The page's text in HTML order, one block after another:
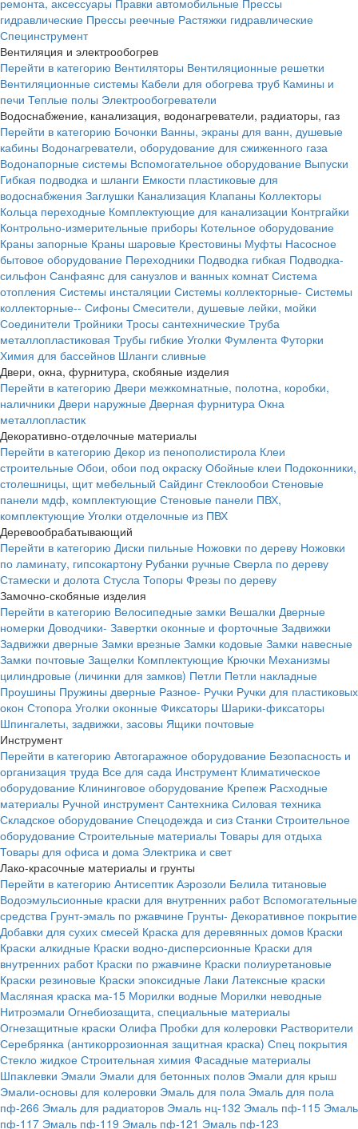
ремонта, аксессуары Правки автомобильные Прессы
гидравлические Прессы реечные Растяжки гидравлические
Специнструмент
Вентиляция и электрообогрев
Перейти в категорию Вентиляторы Вентиляционные решетки
Вентиляционные системы Кабели для обогрева труб Камины и
печи Теплые полы Электрообогреватели
Водоснабжение, канализация, водонагреватели, радиаторы, газ
Перейти в категорию Бочонки Ванны, экраны для ванн, душевые
кабины Водонагреватели, оборудование для сжиженного газа
Водонапорные системы Вспомогательное оборудование Выпуски
Гибкая подводка и шланги Емкости пластиковые для
водоснабжения Заглушки Канализация Клапаны Коллекторы
Кольца переходные Комплектующие для канализации Контргайки
Контрольно-измерительные приборы Котельное оборудование
Краны запорные Краны шаровые Крестовины Муфты Насосное
бытовое оборудование Переходники Подводка гибкая Подводка-
сильфон Санфаянс для санузлов и ванных комнат Система
отопления Системы инсталяции Системы коллекторные- Системы
коллекторные-- Сифоны Смесители, душевые лейки, мойки
Соединители Тройники Тросы сантехнические Труба
металлопластиковая Трубы гибкие Уголки Фумлента Футорки
Химия для бассейнов Шланги сливные
Двери, окна, фурнитура, скобяные изделия
Перейти в категорию Двери межкомнатные, полотна, коробки,
наличники Двери наружные Дверная фурнитура Окна
металлопластик
Декоративно-отделочные материалы
Перейти в категорию Декор из пенополистирола Клеи
строительные Обои, обои под окраску Обойные клеи Подоконники,
столешницы, щит мебельный Сайдинг Стеклообои Стеновые
панели мдф, комплектующие Стеновые панели ПВХ,
комплектующие Уголки отделочные из ПВХ
Деревообрабатывающий
Перейти в категорию Диски пильные Ножовки по дереву Ножовки
по ламинату, гипсокартону Рубанки ручные Сверла по дереву
Стамески и долота Стусла Топоры Фрезы по дереву
Замочно-скобяные изделия
Перейти в категорию Велосипедные замки Вешалки Дверные
номерки Доводчики- Завертки оконные и форточные Задвижки
Задвижки дверные Замки врезные Замки кодовые Замки навесные
Замки почтовые Защелки Комплектующие Крючки Механизмы
цилиндровые (личинки для замков) Петли Петли накладные
Проушины Пружины дверные Разное- Ручки Ручки для пластиковых
окон Стопора Уголки оконные Фиксаторы Шарики-фиксаторы
Шпингалеты, задвижки, засовы Ящики почтовые
Инструмент
Перейти в категорию Автогаражное оборудование Безопасность и
организация труда Все для сада Инструмент Климатическое
оборудование Клининговое оборудование Крепеж Расходные
материалы Ручной инструмент Сантехника Силовая техника
Складское оборудование Спецодежда и сиз Станки Строительное
оборудование Строительные материалы Товары для отдыха
Товары для офиса и дома Электрика и свет
Лако-красочные материалы и грунты
Перейти в категорию Антисептик Аэрозоли Белила титановые
Водоэмульсионные краски для внутренних работ Вспомогательные
средства Грунт-эмаль по ржавчине Грунты- Декоративное покрытие
Добавки для сухих смесей Краска для деревянных домов Краски
Краски алкидные Краски водно-дисперсионные Краски для
внутренних работ Краски по ржавчине Краски полиуретановые
Краски резиновые Краски эпоксидные Лаки Латексные краски
Масляная краска ма-15 Морилки водные Морилки неводные
Нитроэмали Огнебиозащита, специальные материалы
Огнезащитные краски Олифа Пробки для колеровки Растворители
Серебрянка (антикоррозионная защитная краска) Спец покрытия
Стекло жидкое Строительная химия Фасадные материалы
Шпаклевки Эмали Эмали для бетонных полов Эмали для крыш
Эмали-основы для колеровки Эмаль для пола Эмаль для пола
пф-266 Эмаль для радиаторов Эмаль нц-132 Эмаль пф-115 Эмаль
пф-117 Эмаль пф-119 Эмаль пф-121 Эмаль пф-123